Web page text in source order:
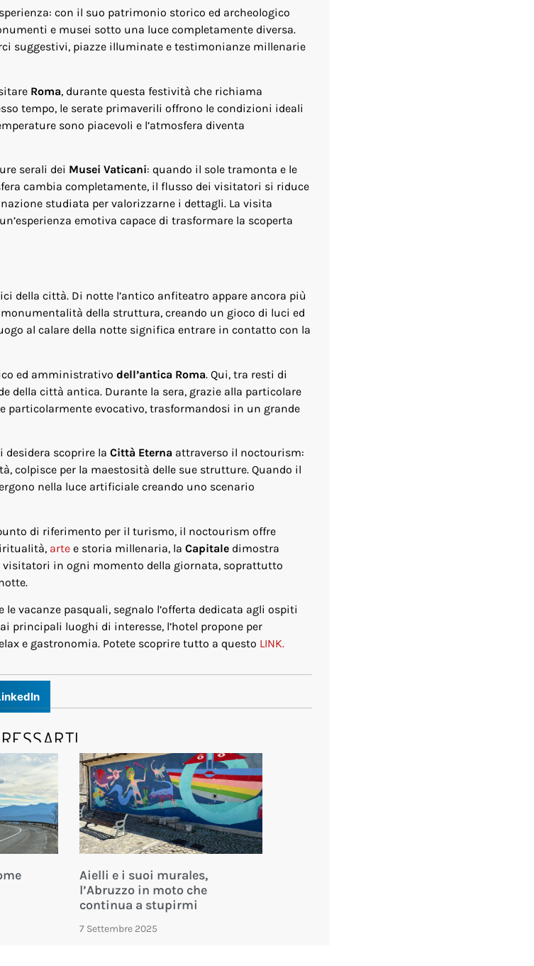
con il suo patrimonio storico ed archeologico
e musei sotto una luce completamente diversa.
suggestivi, piazze illuminate e testimonianze millenarie
Roma, durante questa festività che richiama
tempo, le serate primaverili offrono le condizioni ideali
sono piacevoli e l’atmosfera diventa
serali dei Musei Vaticani: quando il sole tramonta e le
cambia completamente, il flusso dei visitatori si riduce
studiata per valorizzarne i dettagli. La visita
emotiva capace di trasformare la scoperta
della città. Di notte l’antico anfiteatro appare ancora più
della struttura, creando un gioco di luci ed
al calare della notte significa entrare in contatto con la
ed amministrativo dell’antica Roma. Qui, tra resti di
della città antica. Durante la sera, grazie alla particolare
particolarmente evocativo, trasformandosi in un grande
scoprire la Città Eterna attraverso il noctourism:
colpisce per la maestosità delle sue strutture. Quando il
nella luce artificiale creando uno scenario
di riferimento per il turismo, il noctourism offre
arte e storia millenaria, la Capitale dimostra
visitatori in ogni momento della giornata, soprattutto
vacanze pasquali, segnalo l’offerta dedicata agli ospiti
principali luoghi di interesse, l’hotel propone per
e gastronomia. Potete scoprire tutto a questo LINK.
Aielli e i suoi murales,
l’Abruzzo in moto che
continua a stupirmi
7 Settembre 2025